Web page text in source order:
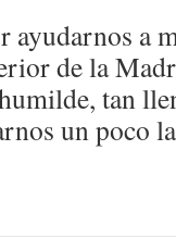
ayudarnos a
de la
tan
un poco